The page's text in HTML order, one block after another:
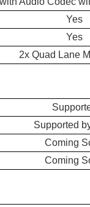
Yes
Yes
2x Quad Lane
Supported
Coming
Coming